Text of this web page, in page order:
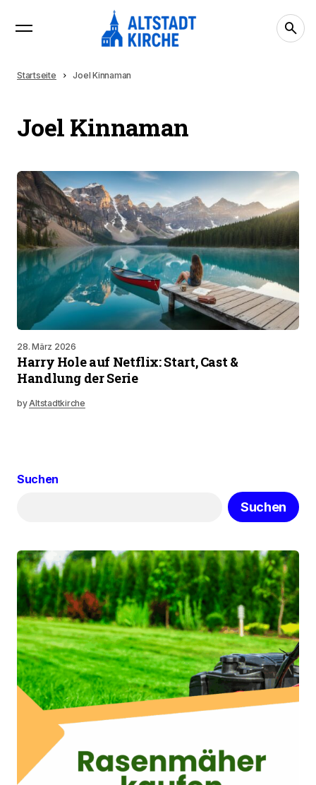
Startseite Joel Kinnaman
Joel Kinnaman
28. März 2026
Harry Hole auf Netflix: Start, Cast &
Handlung der Serie
byAltstadtkirche
Suchen
Suchen